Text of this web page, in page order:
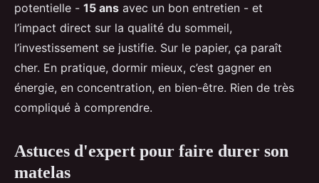
potentielle - 15 ans avec un bon entretien - et
l’impact direct sur la qualité du sommeil,
l’investissement se justifie. Sur le papier, ça paraît
cher. En pratique, dormir mieux, c’est gagner en
énergie, en concentration, en bien-être. Rien de très
compliqué à comprendre.
Astuces d'expert pour faire durer son
matelas